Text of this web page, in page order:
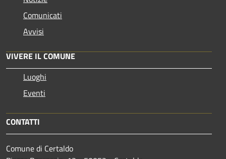
Comunicati
Avvisi
VIVERE IL COMUNE
Luoghi
Eventi
CONTATTI
Comune di Certaldo